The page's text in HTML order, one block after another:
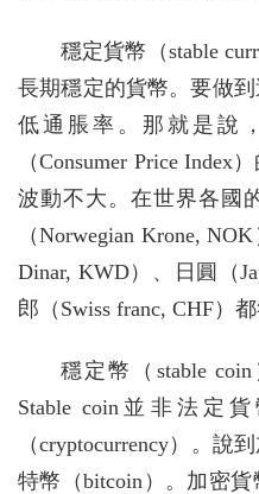
穩定貨幣（stable
長期穩定的貨幣。要做
低通脹率。那就是說
（Consumer Price
波動不大。在世界各國
（Norwegian Krone,
Dinar, KWD）、日圓（
郎（Swiss franc, CHF）
穩定幣（stable
Stable coin並非法定
（cryptocurrency）。說
特幣（bitcoin）。加密貨